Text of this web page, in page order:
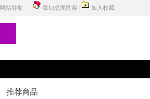
网站导航 添加桌面图标 加入收藏
推荐商品